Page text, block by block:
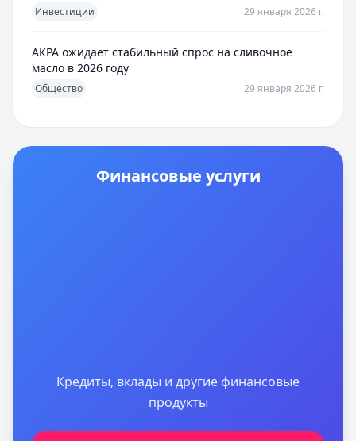
Инвестиции 29 января 2026 г.
АКРА ожидает стабильный спрос на сливочное
масло в 2026 году
Общество 29 января 2026 г.
Финансовые услуги
Кредиты, вклады и другие финансовые
продукты